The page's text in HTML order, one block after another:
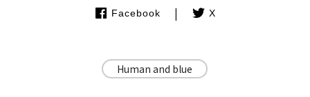
Facebook | X
Human and blue